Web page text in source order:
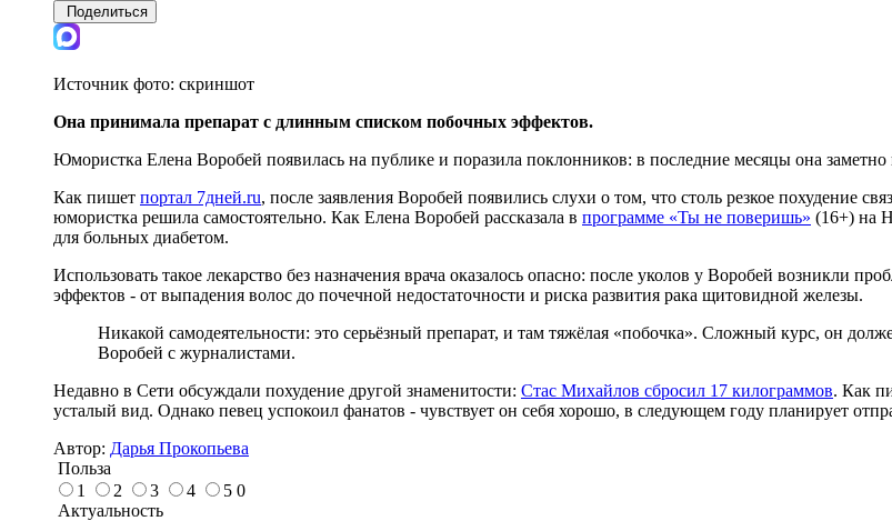
Поделиться
Источник фото: скриншот
Она принимала препарат с длинным списком побочных эффектов.
Юмористка Елена Воробей появилась на публике и поразила поклонников: в последние месяцы она
Как пишет портал 7дней.ru, после заявления Воробей появились слухи о том, что столь резкое похудение
юмористка решила самостоятельно. Как Елена Воробей рассказала в программе «Ты не поверишь» (16+) на
для больных диабетом.
Использовать такое лекарство без назначения врача оказалось опасно: после уколов у Воробей возникли
эффектов - от выпадения волос до почечной недостаточности и риска развития рака щитовидной железы.
Никакой самодеятельности: это серьёзный препарат, и там тяжёлая «побочка». Сложный курс, он
Воробей с журналистами.
Недавно в Сети обсуждали похудение другой знаменитости: Стас Михайлов сбросил 17 килограммов. Как
усталый вид. Однако певец успокоил фанатов - чувствует он себя хорошо, в следующем году планирует
Автор: Дарья Прокопьева
Польза
1
2 3 4 5 0
Актуальность